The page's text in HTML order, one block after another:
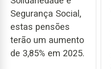
Segurança Social,
estas pensões
terão um aumento
de 3,85% em 2025.